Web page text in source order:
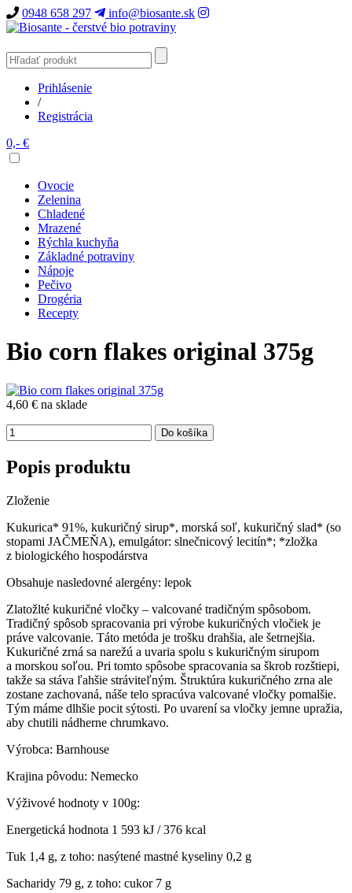
0948 658 297 info@biosante.sk
Prihlásenie
/
Registrácia
0,- €
Ovocie
Zelenina
Chladené
Mrazené
Rýchla kuchyňa
Základné potraviny
Nápoje
Pečivo
Drogéria
Recepty
Bio corn flakes original 375g
4,60 € na sklade
Popis produktu
Zloženie
Kukurica* 91%, kukuričný sirup*, morská soľ, kukuričný slad* (so
stopami JAČMEŇA), emulgátor: slnečnicový lecitín*; *zložka
z biologického hospodárstva
Obsahuje nasledovné alergény: lepok
Zlatožlté kukuričné vločky – valcované tradičným spôsobom.
Tradičný spôsob spracovania pri výrobe kukuričných vločiek je
práve valcovanie. Táto metóda je trošku drahšia, ale šetrnejšia.
Kukuričné zrná sa narežú a uvaria spolu s kukuričným sirupom
a morskou soľou. Pri tomto spôsobe spracovania sa škrob rozštiepi,
takže sa stáva ľahšie stráviteľným. Štruktúra kukuričného zrna ale
zostane zachovaná, náše telo spracúva valcované vločky pomalšie.
Tým máme dlhšie pocit sýtosti. Po uvarení sa vločky jemne upražia,
aby chutili nádherne chrumkavo.
Výrobca: Barnhouse
Krajina pôvodu: Nemecko
Výživové hodnoty v 100g:
Energetická hodnota 1 593 kJ / 376 kcal
Tuk 1,4 g, z toho: nasýtené mastné kyseliny 0,2 g
Sacharidy 79 g, z toho: cukor 7 g